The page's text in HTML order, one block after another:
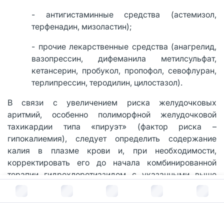
В корзину за руб.
- антигистаминные средства (астемизол,
терфенадин, мизоластин);
- прочие лекарственные средства (анагрелид,
вазопрессин, дифеманила метилсульфат,
кетансерин, пробукол, пропофол, севофлуран,
терлипрессин, теродилин, цилостазол).
В связи с увеличением риска желудочковых
аритмий, особенно полиморфной желудочковой
тахикардии типа «пируэт» (фактор риска –
гипокалиемия), следует определить содержание
калия в плазме крови и, при необходимости,
корректировать его до начала комбинированной
терапии гидрохлоротиазидом с указанными выше
препаратами. Необходим контроль клинического
состояния пациента, содержания электролитов